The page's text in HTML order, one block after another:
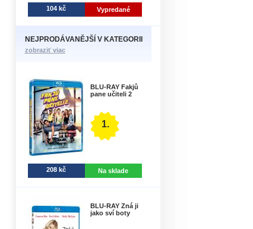
104 kč Vypredané
NEJPRODÁVANĚJŠÍ V KATEGORII
zobraziť viac
BLU-RAY Fakjů
pane učiteli 2
1.
208 kč Na sklade
BLU-RAY Zná ji
jako sví boty